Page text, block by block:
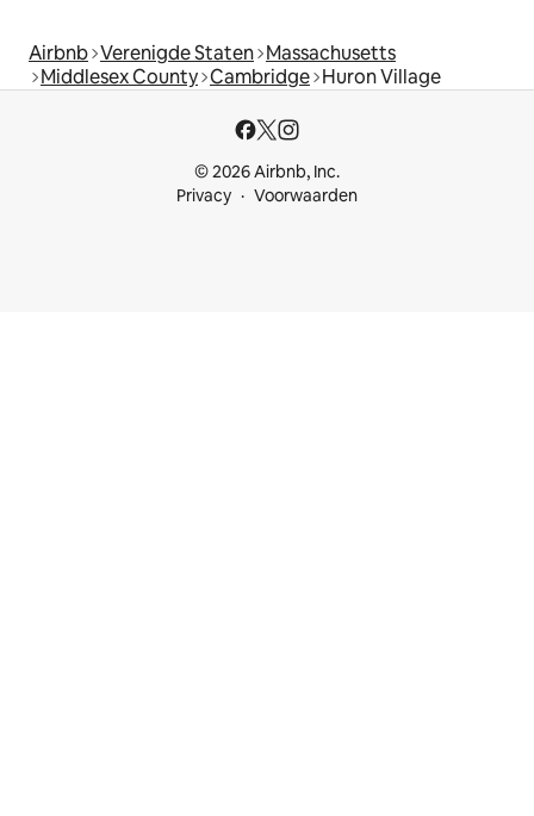
Airbnb Verenigde Staten Massachusetts
Middlesex County Cambridge Huron Village
© 2026 Airbnb, Inc.
Privacy
Voorwaarden